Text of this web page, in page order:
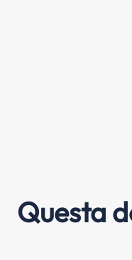
Questa